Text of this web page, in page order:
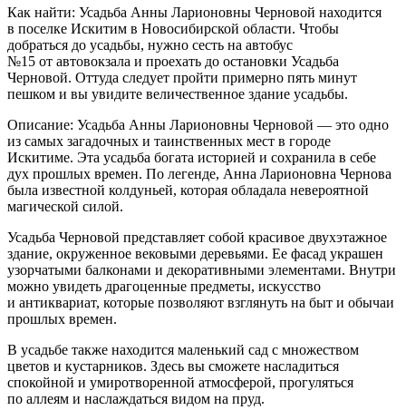
Как найти: Усадьба Анны Ларионовны Черновой находится
в поселке Искитим в Новосибирской области. Чтобы
добраться до усадьбы, нужно сесть на автобус
№15 от автовокзала и проехать до остановки Усадьба
Черновой. Оттуда следует пройти примерно пять минут
пешком и вы увидите величественное здание усадьбы.
Описание: Усадьба Анны Ларионовны Черновой — это одно
из самых загадочных и таинственных мест в городе
Искитиме. Эта усадьба богата историей и сохранила в себе
дух прошлых времен. По легенде, Анна Ларионовна Чернова
была известной колдуньей, которая обладала невероятной
магической силой.
Усадьба Черновой представляет собой красивое двухэтажное
здание, окруженное вековыми деревьями. Ее фасад украшен
узорчатыми балконами и декоративными элементами. Внутри
можно увидеть драгоценные предметы, искусство
и антиквариат, которые позволяют взглянуть на быт и обычаи
прошлых времен.
В усадьбе также находится маленький сад с множеством
цветов и кустарников. Здесь вы сможете насладиться
спокойной и умиротворенной атмосферой, прогуляться
по аллеям и наслаждаться видом на пруд.